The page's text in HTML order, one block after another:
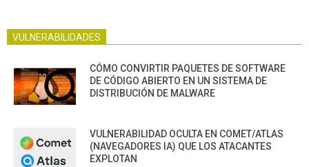
VULNERABILIDADES
CÓMO CONVIRTIR PAQUETES DE SOFTWARE
DE CÓDIGO ABIERTO EN UN SISTEMA DE
DISTRIBUCIÓN DE MALWARE
VULNERABILIDAD OCULTA EN COMET/ATLAS
(NAVEGADORES IA) QUE LOS ATACANTES
EXPLOTAN